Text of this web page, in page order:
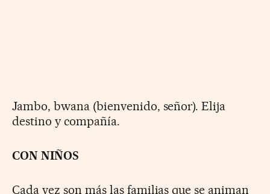
Jambo, bwana (bienvenido, señor). Elija
destino y compañía.
CON NIÑOS
Cada vez son más las familias que se animan